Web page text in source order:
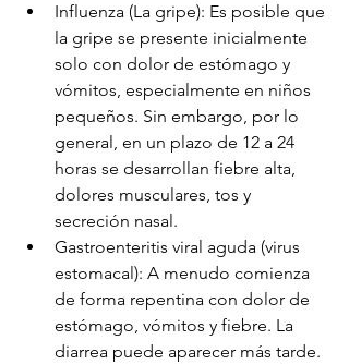
Influenza (La gripe): Es posible que
la gripe se presente inicialmente
solo con dolor de estómago y
vómitos, especialmente en niños
pequeños. Sin embargo, por lo
general, en un plazo de 12 a 24
horas se desarrollan fiebre alta,
dolores musculares, tos y
secreción nasal.
Gastroenteritis viral aguda (virus
estomacal): A menudo comienza
de forma repentina con dolor de
estómago, vómitos y fiebre. La
diarrea puede aparecer más tarde.